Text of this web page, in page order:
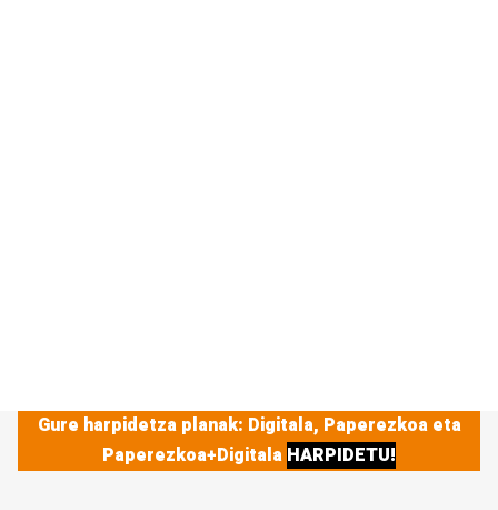
Gure harpidetza planak: Digitala, Paperezkoa eta
Paperezkoa+Digitala HARPIDETU!